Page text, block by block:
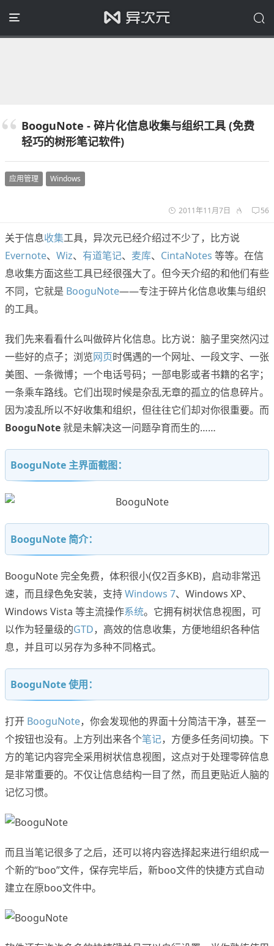
BooguNote - 碎片化信息收集与组织工具 (免费
轻巧的树形笔记软件)
应用管理 Windows
2011年11月7日 56
关于信息收集工具，异次元已经介绍过不少了，比方说
Evernote、 Wiz、 有道笔记、 麦库、 CintaNotes 等等。在信
息收集方面这些工具已经很强大了。但今天介绍的和他们有些
不同，它就是 BooguNote——专注于碎片化信息收集与组织
的工具。
我们先来看看什么叫做碎片化信息。比方说：脑子里突然闪过
一些好的点子；浏览网页时偶遇的一个网址、一段文字、一张
美图、一条微博；一个电话号码；一部电影或者书籍的名字；
一条乘车路线。它们出现时候是杂乱无章的孤立的信息碎片。
因为凌乱所以不好收集和组织，但往往它们却对你很重要。而
BooguNote就是未解决这一问题孕育而生的……
BooguNote 主界面截图：
BooguNote 简介：
BooguNote 完全免费，体积很小(仅2百多KB)，启动非常迅
速，而且绿色免安装，支持Windows 7、Windows XP、
Windows Vista 等主流操作系统。它拥有树状信息视图，可
以作为轻量级的GTD，高效的信息收集，方便地组织各种信
息，并且可以另存为多种不同格式。
BooguNote 使用：
打开 BooguNote，你会发现他的界面十分简洁干净，甚至一
个按钮也没有。上方列出来各个笔记，方便多任务间切换。下
方的笔记内容完全采用树状信息视图，这点对于处理零碎信息
是非常重要的。不仅让信息结构一目了然，而且更贴近人脑的
记忆习惯。
而且当笔记很多了之后，还可以将内容选择起来进行组织成一
个新的“boo”文件，保存完毕后，新boo文件的快捷方式自动
建立在原boo文件中。